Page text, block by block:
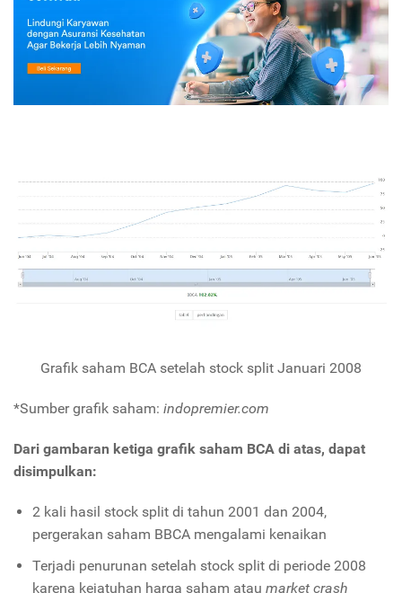
Grafik saham BCA setelah stock split Januari 2008
*Sumber grafik saham: indopremier.com
Dari gambaran ketiga grafik saham BCA di atas, dapat
disimpulkan:
2 kali hasil stock split di tahun 2001 dan 2004,
pergerakan saham BBCA mengalami kenaikan
Terjadi penurunan setelah stock split di periode 2008
karena kejatuhan harga saham atau market crash